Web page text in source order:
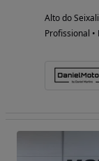
Alto do
Profissional •